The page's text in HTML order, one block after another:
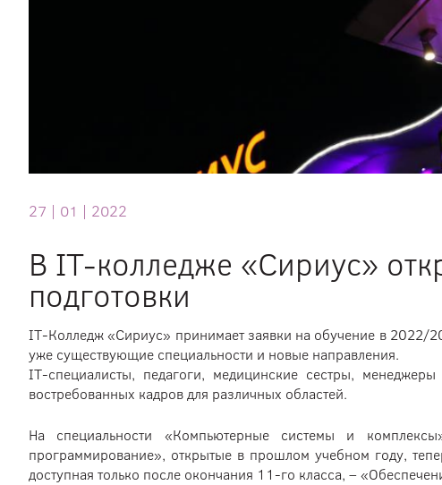
27 | 01 | 2022
В IT-колледже «Сириус»
подготовки
IT-Колледж «Сириус» принимает заявки на обучение в 2022/
уже существующие специальности и новые направления.
IT-специалисты, педагоги, медицинские сестры,
востребованных кадров для различных областей.
На специальности «Компьютерные системы и
программирование», открытые в прошлом учебном году,
доступная только после окончания 11-го класса, –